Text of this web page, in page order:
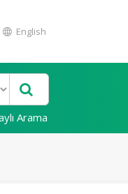
English
Arama